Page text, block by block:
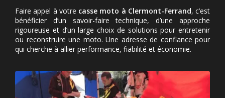
Faire appel à votre casse moto à Clermont-Ferrand, c’est
bénéficier d’un savoir-faire technique, d’une approche
rigoureuse et d’un large choix de solutions pour entretenir
ou reconstruire une moto. Une adresse de confiance pour
qui cherche à allier performance, fiabilité et économie.